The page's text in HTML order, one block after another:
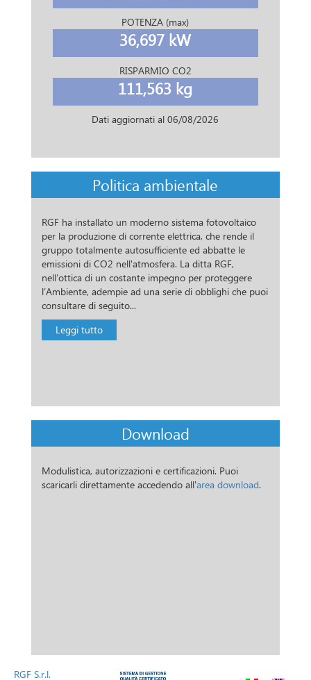
POTENZA (max)
36,697 kW
RISPARMIO CO2
111,563 kg
Dati aggiornati al06/08/2026
Politica ambientale
RGF ha installato un moderno sistema fotovoltaico
per la produzione di corrente elettrica, che rende il
gruppo totalmente autosufficiente ed abbatte le
emissioni di CO2 nell'atmosfera. La ditta RGF,
nell’ottica di un costante impegno per proteggere
l’Ambiente, adempie ad una serie di obblighi che puoi
consultare di seguito...
Leggi tutto
Download
Modulistica, autorizzazioni e certificazioni. Puoi
scaricarli direttamente accedendo all'area download.
RGF S.r.l.